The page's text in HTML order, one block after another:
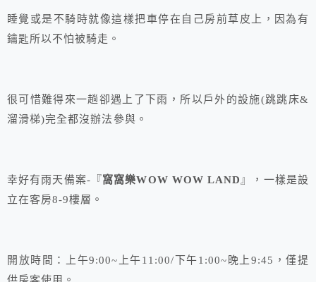
睡覺或是不騎時就像這樣把車停在自己房前草皮上，因為有
鑰匙所以不怕被騎走。
很可惜難得來一趟卻遇上了下雨，所以戶外的設施(跳跳床&
溜滑梯)完全都沒辦法參與。
幸好有雨天備案-『窩窩樂WOW WOW LAND』，一樣是設
立在客房8-9樓層。
開放時間：上午9:00~上午11:00/下午1:00~晚上9:45，僅提